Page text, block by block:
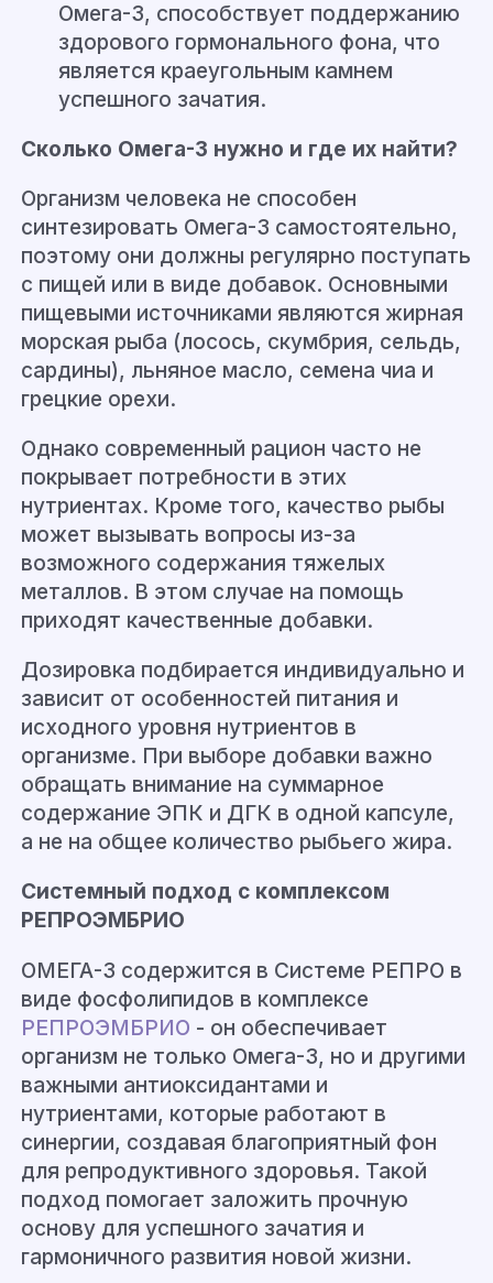
Омега-3, способствует поддержанию
здорового гормонального фона, что
является краеугольным камнем
успешного зачатия.
Сколько Омега-3 нужно и где их найти?
Организм человека не способен
синтезировать Омега-3 самостоятельно,
поэтому они должны регулярно поступать
с пищей или в виде добавок. Основными
пищевыми источниками являются жирная
морская рыба (лосось, скумбрия, сельдь,
сардины), льняное масло, семена чиа и
грецкие орехи.
Однако современный рацион часто не
покрывает потребности в этих
нутриентах. Кроме того, качество рыбы
может вызывать вопросы из-за
возможного содержания тяжелых
металлов. В этом случае на помощь
приходят качественные добавки.
Дозировка подбирается индивидуально и
зависит от особенностей питания и
исходного уровня нутриентов в
организме. При выборе добавки важно
обращать внимание на суммарное
содержание ЭПК и ДГК в одной капсуле,
а не на общее количество рыбьего жира.
Системный подход с комплексом
РЕПРОЭМБРИО
ОМЕГА-3 содержится в Системе РЕПРО в
виде фосфолипидов в комплексе
РЕПРОЭМБРИО - он обеспечивает
организм не только Омега-3, но и другими
важными антиоксидантами и
нутриентами, которые работают в
синергии, создавая благоприятный фон
для репродуктивного здоровья. Такой
подход помогает заложить прочную
основу для успешного зачатия и
гармоничного развития новой жизни.